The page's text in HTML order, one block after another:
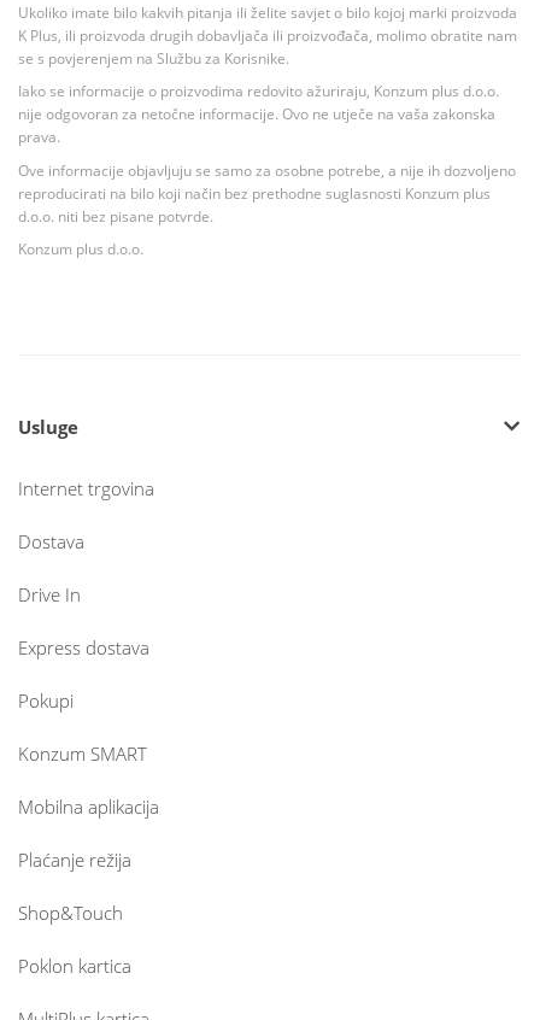
Ukoliko imate bilo kakvih pitanja ili želite savjet o bilo kojoj marki proizvoda
K Plus, ili proizvoda drugih dobavljača ili proizvođača, molimo obratite nam
se s povjerenjem na Službu za Korisnike.
Iako se informacije o proizvodima redovito ažuriraju, Konzum plus d.o.o.
nije odgovoran za netočne informacije. Ovo ne utječe na vaša zakonska
prava.
Ove informacije objavljuju se samo za osobne potrebe, a nije ih dozvoljeno
reproducirati na bilo koji način bez prethodne suglasnosti Konzum plus
d.o.o. niti bez pisane potvrde.
Konzum plus d.o.o.
Usluge
Internet trgovina
Dostava
Drive In
Express dostava
Pokupi
Konzum SMART
Mobilna aplikacija
Plaćanje režija
Shop&Touch
Poklon kartica